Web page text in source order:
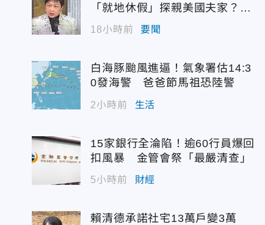
「就地休假」探親美國夫家？徐
佳青回應了
18小時前 要聞
白海豚颱風進逼！氣象署估14:3
0發海警 爸爸節馬祖恐陸警
2小時前 生活
15家銀行全淪陷！逾60行員爆回
扣風暴 金管會祭「最嚴清查」
5小時前 財經
賴清德承諾社宅13萬戶變3萬